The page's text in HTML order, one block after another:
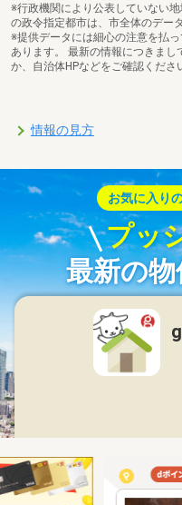
※行政機関により公表していない
の政令指定都市は、市全体のデー
※提供データには細心の注意を払
あります。 最新の情報につきまし
か、自治体HPなどをご確認くださ
情報の見方
お気に入り
プッ
最新の